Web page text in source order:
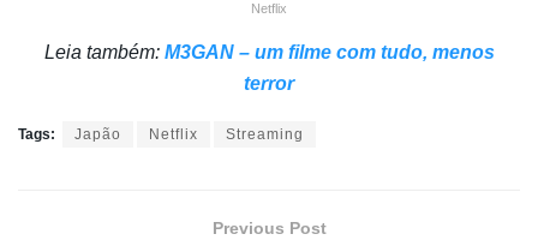
Netflix
Leia também: M3GAN – um filme com tudo, menos
terror
Tags: Japão Netflix Streaming
Previous Post